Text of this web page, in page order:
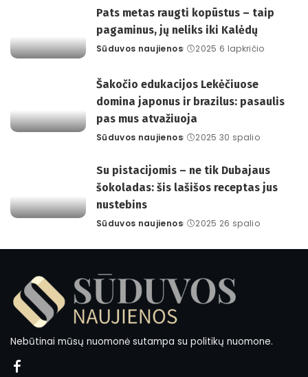
Pats metas raugti kopūstus – taip
pagaminus, jų neliks iki Kalėdų
Posted
Sūduvos naujienos 2025 6 lapkričio
Šakočio edukacijos Lekėčiuose
domina japonus ir brazilus: pasaulis
pas mus atvažiuoja
Posted
Sūduvos naujienos 2025 30 spalio
Su pistacijomis – ne tik Dubajaus
šokoladas: šis lašišos receptas jus
nustebins
Posted
Sūduvos naujienos 2025 26 spalio
Nebūtinai mūsų nuomonė sutampa su politikų nuomone.